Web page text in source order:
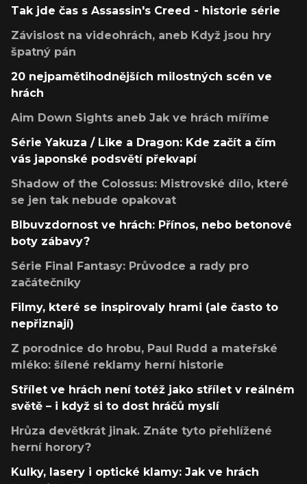
Tak jde čas s Assassin's Creed - historie série
Závislost na videohrách, aneb Když jsou hry
špatný pán
20 nejpamětihodnějších milostných scén ve
hrách
Aim Down Sights aneb Jak ve hrách míříme
Série Yakuza / Like a Dragon: Kde začít a čím
vás japonské podsvětí překvapí
Shadow of the Colossus: Mistrovské dílo, které
se jen tak nebude opakovat
Blbuvzdornost ve hrách: Přínos, nebo betonové
boty zábavy?
Série Final Fantasy: Průvodce a rady pro
začátečníky
Filmy, které se inspirovaly hrami (ale často to
nepřiznají)
Z porodnice do hrobu, Paul Rudd a mateřské
mléko: šílené reklamy herní historie
Střílet ve hrách není totéž jako střílet v reálném
světě – i když si to dost hráčů myslí
Hrůza devětkrát jinak. Znáte tyto přehlížené
herní horory?
Kulky, lasery i optické klamy: Jak ve hrách